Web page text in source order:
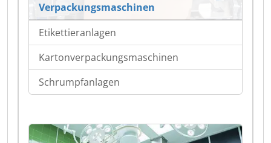
Verpackungsmaschinen
Etikettieranlagen
Kartonverpackungsmaschinen
Schrumpfanlagen